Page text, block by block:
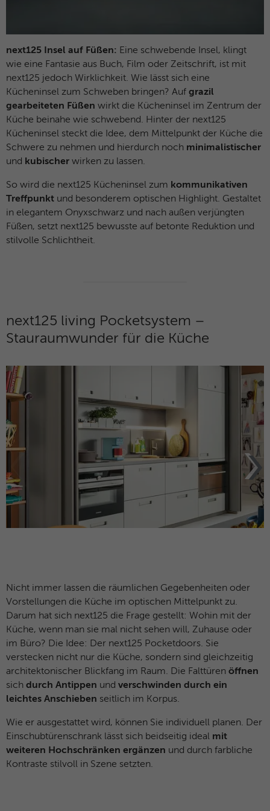
next125 Insel auf Füßen: Eine schwebende Insel, klingt
wie eine Fantasie aus Buch, Film oder Zeitschrift, ist mit
next125 jedoch Wirklichkeit. Wie lässt sich eine
Kücheninsel zum Schweben bringen? Auf grazil
gearbeiteten Füßen wirkt die Kücheninsel im Zentrum der
Küche beinahe wie schwebend. Hinter der next125
Kücheninsel steckt die Idee, dem Mittelpunkt der Küche die
Schwere zu nehmen und hierdurch noch minimalistischer
und kubischer wirken zu lassen.
So wird die next125 Kücheninsel zum kommunikativen
Treffpunkt und besonderem optischen Highlight. Gestaltet
in elegantem Onyxschwarz und nach außen verjüngten
Füßen, setzt next125 bewusste auf betonte Reduktion und
stilvolle Schlichtheit.
next125 living Pocketsystem –
Stauraumwunder für die Küche
Nicht immer lassen die räumlichen Gegebenheiten oder
Vorstellungen die Küche im optischen Mittelpunkt zu.
Darum hat sich next125 die Frage gestellt: Wohin mit der
Küche, wenn man sie mal nicht sehen will, Zuhause oder
im Büro? Die Idee: Der next125 Pocketdoors. Sie
verstecken nicht nur die Küche, sondern sind gleichzeitig
architektonischer Blickfang im Raum. Die Falttüren öffnen
sich durch Antippen und verschwinden durch ein
leichtes Anschieben seitlich im Korpus.
Wie er ausgestattet wird, können Sie individuell planen. Der
Einschubtürenschrank lässt sich beidseitig ideal mit
weiteren Hochschränken ergänzen und durch farbliche
Kontraste stilvoll in Szene setzten.